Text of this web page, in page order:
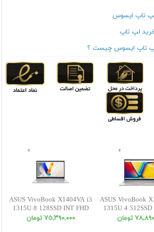
تاپ ایسوس
لپ تاپ
لپ تاپ ایسوس چیست ؟
ASUS VivoBook X1404VA i3
1315U 8 128SSD INT FHD
٧٥,٣٩٠,٠٠٠ تومان
ASUS VivoBook
1315U 4
تومان